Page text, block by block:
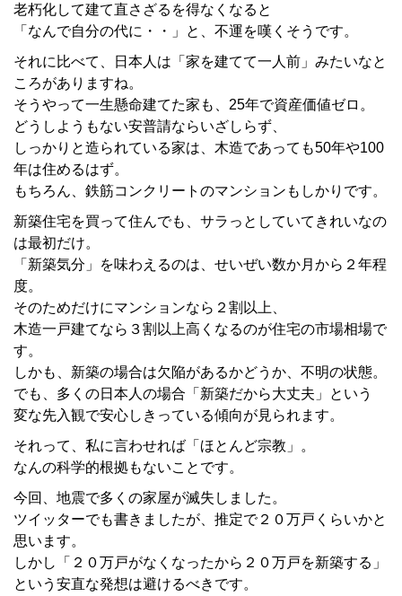
老朽化して建て直さざるを得なくなると
「なんで自分の代に・・」と、不運を嘆くそうです。
それに比べて、日本人は「家を建てて一人前」みたいなと
ころがありますね。
そうやって一生懸命建てた家も、25年で資産価値ゼロ。
どうしようもない安普請ならいざしらず、
しっかりと造られている家は、木造であっても50年や100
年は住めるはず。
もちろん、鉄筋コンクリートのマンションもしかりです。
新築住宅を買って住んでも、サラっとしていてきれいなの
は最初だけ。
「新築気分」を味わえるのは、せいぜい数か月から２年程
度。
そのためだけにマンションなら２割以上、
木造一戸建てなら３割以上高くなるのが住宅の市場相場で
す。
しかも、新築の場合は欠陥があるかどうか、不明の状態。
でも、多くの日本人の場合「新築だから大丈夫」という
変な先入観で安心しきっている傾向が見られます。
それって、私に言わせれば「ほとんど宗教」。
なんの科学的根拠もないことです。
今回、地震で多くの家屋が滅失しました。
ツイッターでも書きましたが、推定で２０万戸くらいかと
思います。
しかし「２０万戸がなくなったから２０万戸を新築する」
という安直な発想は避けるべきです。